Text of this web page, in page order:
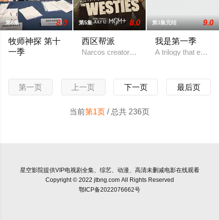
第8集 8.0
牧师神探 第十
一季
第5集 8.0
西区帮派
Narcos creator Chris Brancato is
第3集完结 9.0
我是第一季
A trilogy that
第一页 上一页 下一页 最后页
当前第1页 / 总共 236页
星空影院提供VIP电视剧全集、综艺、动漫、高清未删减电影在线观看
Copyright © 2022 jtbng.com All Rights Reserved
鄂ICP备2022076662号